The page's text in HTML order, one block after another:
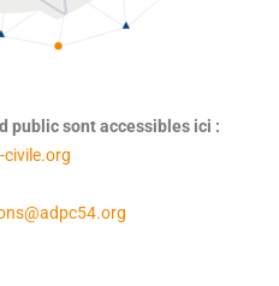
public sont accessibles ici :